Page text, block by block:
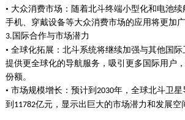
• 大众消费市场：随着北斗终端小型化和电池
手机、穿戴设备等大众消费市场的应用将更加广
3.国际合作与市场潜力
• 全球化拓展：北斗系统将继续加强与其他国际
提供更全球化的导航服务，吸引更多国际用户
份额。
• 市场规模增长：预计到 2030年，全球北斗卫
到 11782亿元，显示出巨大的市场潜力和发展空